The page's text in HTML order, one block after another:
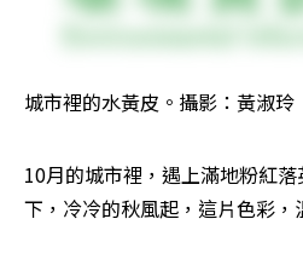
城市裡的水黃皮。攝影：黃淑玲
10月的城市裡，遇上滿地粉紅
下，冷冷的秋風起，這片色彩，